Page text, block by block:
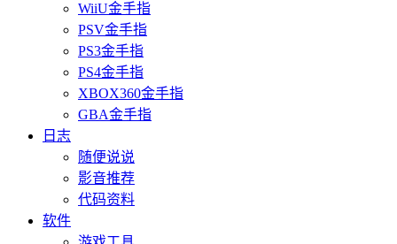
WiiU金手指
PSV金手指
PS3金手指
PS4金手指
XBOX360金手指
GBA金手指
日志
随便说说
影音推荐
代码资料
软件